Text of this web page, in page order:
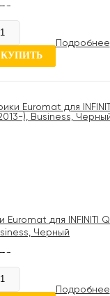
6 отзывов
КУПИТЬ
Подробнее
Euromat для INFINITI
Черный
0 отзывовПодробнее